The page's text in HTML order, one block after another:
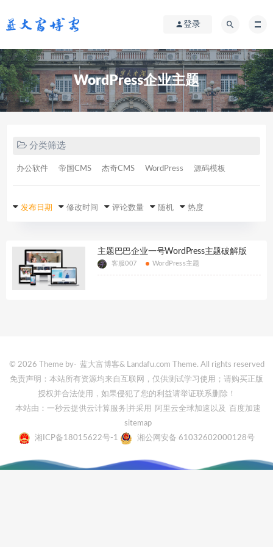
登录
WordPress企业主题
分类筛选
办公软件 帝国CMS 杰奇CMS WordPress 源码模板
发布日期 修改时间 评论数量 随机 热度
主题巴巴企业一号WordPress主题破解版
客服007 WordPress主题
© 2026 Theme by- 蓝大富博客& Landafu.com Theme. All rights reserved
免责声明：本站所有资源均来自互联网，仅供测试学习使用；请购买正版
授权并合法使用，如果侵犯了您的利益请举证联系删除！
本站由：一秒云提供云计算服务 |并采用 阿里云全球加速 以及
百度加速
sitemap
湘ICP备18015622号-1
湘公网安备 61032602000128号